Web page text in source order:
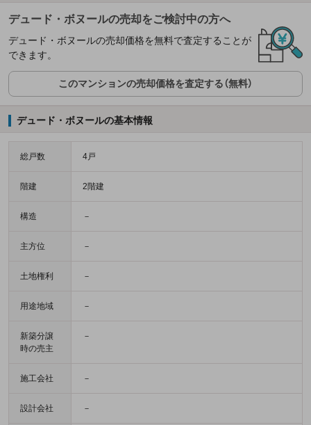
デュード・ボヌールの売却をご検討中の方へ
デュード・ボヌールの売却価格を無料で査定することが
できます。
このマンションの売却価格を査定する（無料）
デュード・ボヌールの基本情報
総戸数 4戸
階建 2階建
構造 －
主方位 －
土地権利 －
用途地域 －
新築分譲
時の売主
－
施工会社 －
設計会社 －